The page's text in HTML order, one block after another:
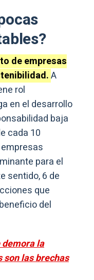
de empresas
A
rol
en el desarrollo
baja
cada 10
para el
sentido, 6 de
que
del
demora la
las brechas